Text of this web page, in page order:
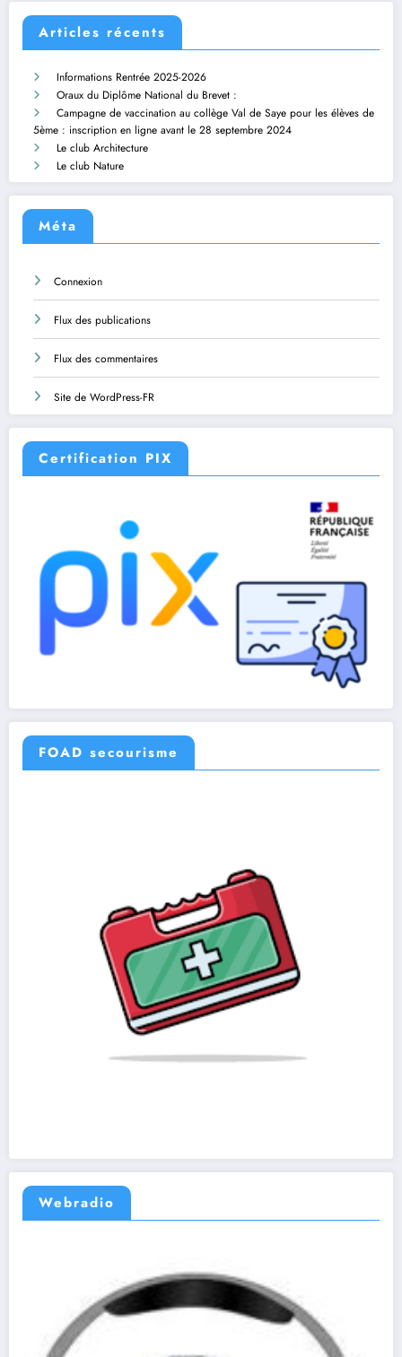
Articles récents
Informations Rentrée 2025-2026
Oraux du Diplôme National du Brevet :
Campagne de vaccination au collège Val de Saye pour les élèves de
5ème : inscription en ligne avant le 28 septembre 2024
Le club Architecture
Le club Nature
Méta
Connexion
Flux des publications
Flux des commentaires
Site de WordPress-FR
Certification PIX
FOAD secourisme
Webradio